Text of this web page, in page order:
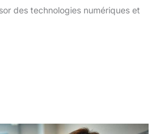
des technologies numériques et